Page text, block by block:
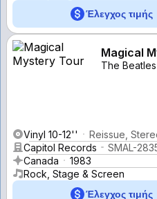
Έλεγχος τιμής
Magical
The Beatles
Vinyl 10-12''
Reissue,
Capitol Records
SMAL-
Canada
1983
Rock, Stage & Screen
Έλεγχος τιμής